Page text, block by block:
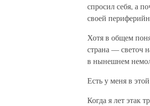
спросил себя, а
своей
Хотя в общем
страна — светоч
в нынешнем
Есть у меня в
Когда я лет этак